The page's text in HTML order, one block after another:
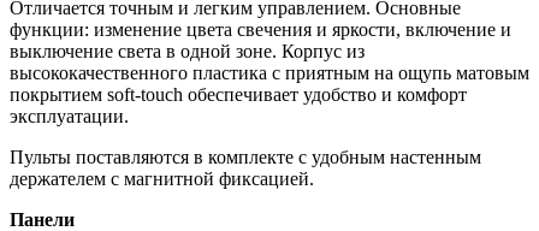
Отличается точным и легким управлением. Основные
функции: изменение цвета свечения и яркости, включение и
выключение света в одной зоне. Корпус из
высококачественного пластика с приятным на ощупь матовым
покрытием soft-touch обеспечивает удобство и комфорт
эксплуатации.
Пульты поставляются в комплекте с удобным настенным
держателем с магнитной фиксацией.
Панели